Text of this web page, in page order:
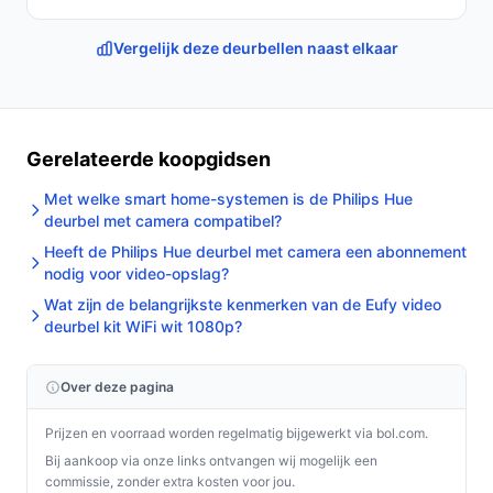
sluit hem aan op de bestaande 2-draads
deurbelbedrading, en koppel hem met de gratis mobiele
Concrete checks voor de handleiding/specs:
Controleer in de documentatie of jouw
deurbelbedrading geschikt is voor de vermelde
voedingsspanningen (raadpleeg de
productinformatie voor AC-vereisten).
Controleer of je smartphone en Wi‑Fi-netwerk
voldoen aan de app‑vereisten (iOS/Android
Specificaties in mensentaal
Voedingstype:2-draads — dit betekent aansluiting
op bestaande deurbelbekabeling; controleer of
Vergelijk deze deurbellen naast elkaar
Gerelateerde koopgidsen
Met welke smart home-systemen is de Philips Hue
deurbel met camera compatibel?
Heeft de Philips Hue deurbel met camera een abonnement
nodig voor video-opslag?
Wat zijn de belangrijkste kenmerken van de Eufy video
deurbel kit WiFi wit 1080p?
Over deze pagina
Prijzen en voorraad worden regelmatig bijgewerkt via bol.com.
Bij aankoop via onze links ontvangen wij mogelijk een
commissie, zonder extra kosten voor jou.